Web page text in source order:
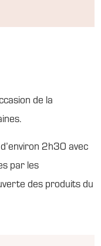
de la
2h30 avec
par les
des produits du